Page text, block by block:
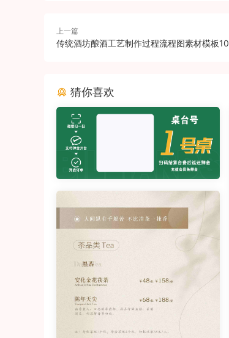
上一篇
传统酒坊酿酒工艺制作过程流程图素材模板10
猜你喜欢